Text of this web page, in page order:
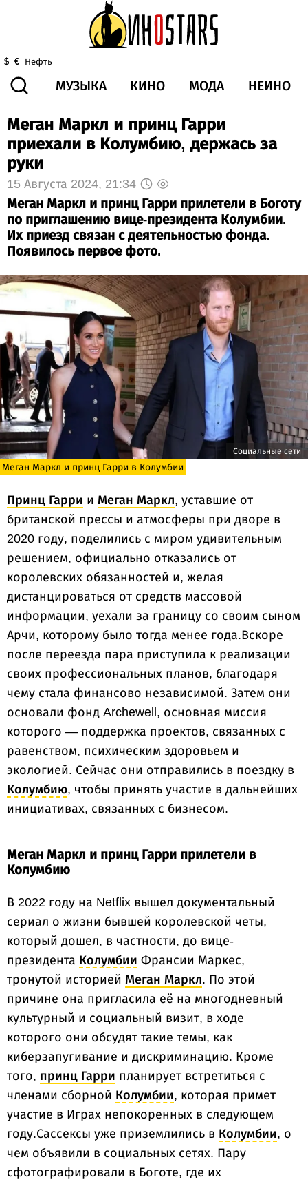
$ € Нефть
МУЗЫКА КИНО МОДА НЕИНО
ЗДОРОВЬЕ КОРОНА ИСКУССТВО
ВИДЕО
ГОРОСКОП О НАС
Меган Маркл и принц Гарри
приехали в Колумбию, держась за
руки
15 Августа 2024, 21:34
Меган Маркл и принц Гарри прилетели в Боготу
по приглашению вице-президента Колумбии.
Их приезд связан с деятельностью фонда.
Появилось первое фото.
Социальные сети
Меган Маркл и принц Гарри в Колумбии
Принц Гарри и Меган Маркл, уставшие от
британской прессы и атмосферы при дворе в
2020 году, поделились с миром удивительным
решением, официально отказались от
королевских обязанностей и, желая
дистанцироваться от средств массовой
информации, уехали за границу со своим сыном
Арчи, которому было тогда менее года.Вскоре
после переезда пара приступила к реализации
своих профессиональных планов, благодаря
чему стала финансово независимой. Затем они
основали фонд Archewell, основная миссия
которого — поддержка проектов, связанных с
равенством, психическим здоровьем и
экологией. Сейчас они отправились в поездку в
Колумбию, чтобы принять участие в дальнейших
инициативах, связанных с бизнесом.
Меган Маркл и принц Гарри прилетели в
Колумбию
В 2022 году на Netflix вышел документальный
сериал о жизни бывшей королевской четы,
который дошел, в частности, до вице-
президента Колумбии Франсии Маркес,
тронутой историей Меган Маркл. По этой
причине она пригласила её на многодневный
культурный и социальный визит, в ходе
которого они обсудят такие темы, как
киберзапугивание и дискриминацию. Кроме
того, принц Гарри планирует встретиться с
членами сборной Колумбии, которая примет
участие в Играх непокоренных в следующем
году.Сассексы уже приземлились в Колумбии, о
чем объявили в социальных сетях. Пару
сфотографировали в Боготе, где их